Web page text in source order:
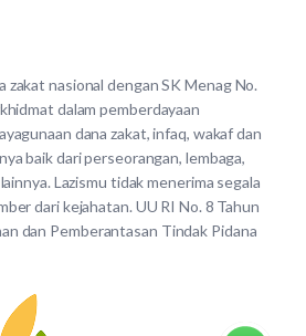
zakat nasional dengan SK Menag No.
dalam pemberdayaan
dana zakat, infaq, wakaf dan
baik dari perseorangan, lembaga,
Lazismu tidak menerima segala
dari kejahatan. UU RI No. 8 Tahun
dan Pemberantasan Tindak Pidana